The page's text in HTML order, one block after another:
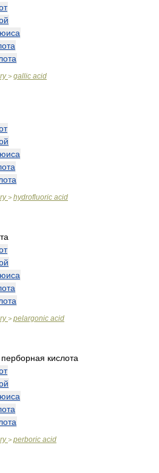
> gallic acid
> hydrofluoric acid
> pelargonic acid
кислота
> perboric acid